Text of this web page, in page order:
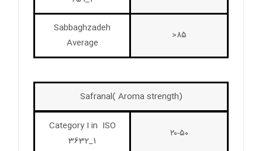
۸۵<
Sabbaghzadeh
Average
Safranal( Aroma strength)
۲۰-۵۰
Category I in ISO
3632_1